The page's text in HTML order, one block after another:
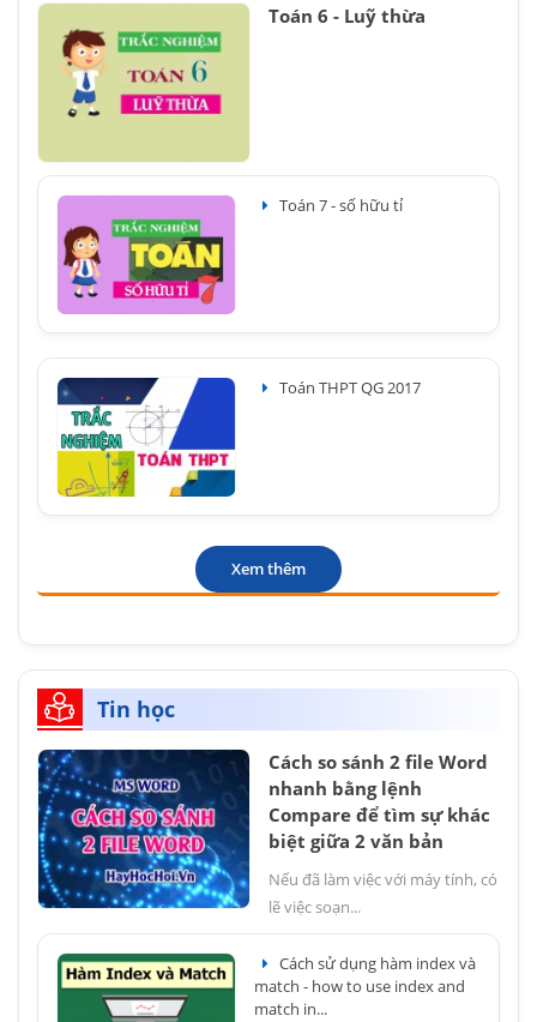
Toán 6 - Luỹ thừa
Toán 7 - số hữu tỉ
Toán THPT QG 2017
Xem thêm
Tin học
Cách so sánh 2 file Word
nhanh bằng lệnh
Compare để tìm sự khác
biệt giữa 2 văn bản
Nếu đã làm việc với máy tính, có
lẽ việc soạn...
Cách sử dụng hàm index và
match - how to use index and
match in...